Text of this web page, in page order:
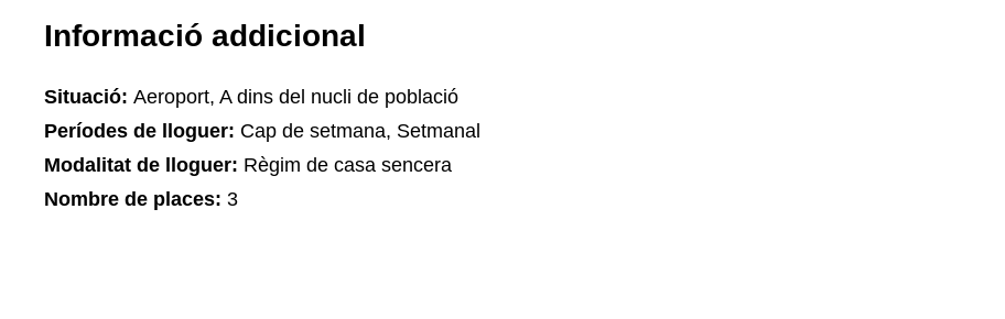
Informació addicional
Situació: Aeroport, A dins del nucli de població
Períodes de lloguer: Cap de setmana, Setmanal
Modalitat de lloguer: Règim de casa sencera
Nombre de places: 3